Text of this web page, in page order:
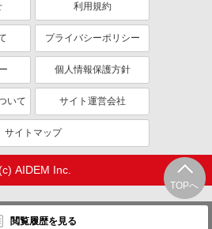
TOPへ
閲覧履歴を見る
利用規約
プライバシーポリシー
個人情報保護方針
いて サイト運営会社
サイトマップ
AIDEM Inc.